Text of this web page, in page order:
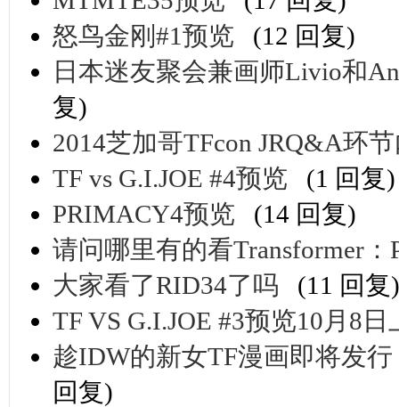
怒鸟金刚#1预览
(12 回复)
日本迷友聚会兼画师Livio和
复)
2014芝加哥TFcon JRQ&A环
TF vs G.I.JOE #4预览
(1 回复)
PRIMACY4预览
(14 回复)
请问哪里有的看Transformer：
大家看了RID34了吗
(11 回复)
TF VS G.I.JOE #3预览10月8日
趁IDW的新女TF漫画即将发
回复)